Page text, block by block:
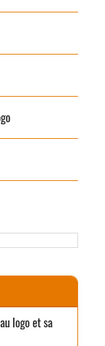
logo et sa